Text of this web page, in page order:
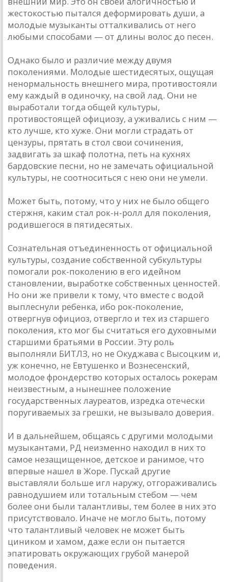
жестокостью пытался деформировать души, а
молодые музыканты отталкивались от него
любыми способами — от длины волос до песен.
Однако было и различие между двумя
поколениями. Молодые шестидесятых, ощущая
ненормальность внешнего мира, противостояли
ему каждый в одиночку, на свой лад. Они не
выработали тогда общей культуры,
противостоящей официозу, а уживались с ним —
кто лучше, кто хуже. Они могли страдать от
цензуры, прятать в стол свои сочинения,
задвигать за шкаф полотна, петь на кухнях
бардовские песни, но не замечать официальной
культуры, не соотноситься с нею они не умели.
Может быть, потому, что у них не было общего
стержня, каким стал рок-н-ролл для поколения,
родившегося в пятидесятых.
Сознательная отъединенность от официальной
культуры, создание собственной субкультуры
помогали рок-поколению в его идейном
становлении, выработке собственных ценностей.
Но они же привели к тому, что вместе с водой
выплеснули ребенка, ибо рок-поколение,
отвергнув официоз, отвергло и тех из старшего
поколения, кто мог бы считаться его духовными
старшими братьями в России. Эту роль
выполняли БИТЛЗ, но не Окуджава с Высоцким и,
уж конечно, не Евтушенко и Вознесенский,
молодое фрондерство которых осталось рокерам
неизвестным, а нынешнее положение
государственных лауреатов, изредка отечески
поругиваемых за грешки, не вызывало доверия.
И в дальнейшем, общаясь с другими молодыми
музыкантами, РД неизменно находил в них то
самое незащищенное, детское и ранимое, что
впервые нашел в Жоре. Пускай другие
выставляли больше игл наружу, отгораживались
равнодушием или тотальным стебом — чем
более они были талантливы, тем более в них это
присутствовало. Иначе не могло быть, потому
что талантливый человек не может быть
циником и хамом, даже если он пытается
эпатировать окружающих грубой манерой
поведения.